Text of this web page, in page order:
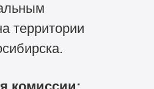
территории